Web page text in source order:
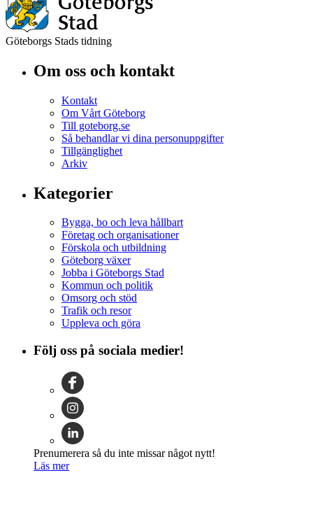
Göteborgs Stads tidning
Om oss och kontakt
Kontakt
Om Vårt Göteborg
Till goteborg.se
Så behandlar vi dina personuppgifter
Tillgänglighet
Arkiv
Kategorier
Bygga, bo och leva hållbart
Företag och organisationer
Förskola och utbildning
Göteborg växer
Jobba i Göteborgs Stad
Kommun och politik
Omsorg och stöd
Trafik och resor
Uppleva och göra
Följ oss på sociala medier!
Prenumerera så du inte missar något nytt!
Läs mer